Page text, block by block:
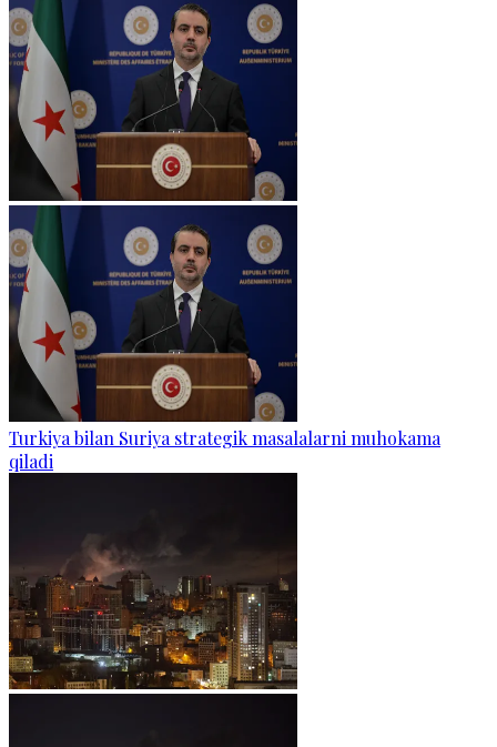
Turkiya bilan Suriya strategik masalalarni muhokama
qiladi